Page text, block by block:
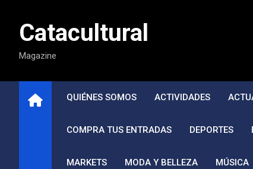
contenidoCatacultural
Magazine
QUIÉNES SOMOS ACTIVIDADES
COMPRA TUS ENTRADAS DEPORTES
MARKETS MODA Y BELLEZA MÚSICA